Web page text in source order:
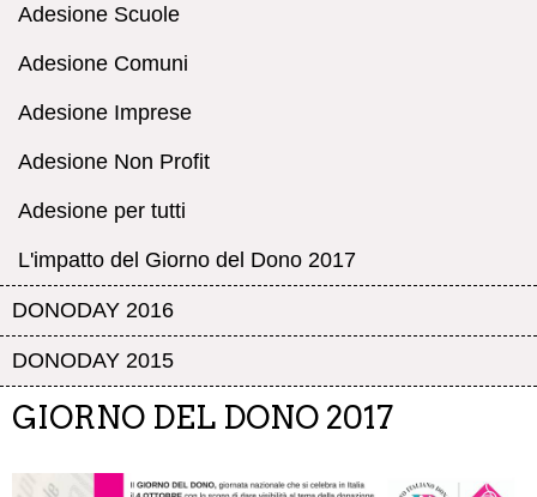
Adesione Scuole
Adesione Comuni
Adesione Imprese
Adesione Non Profit
Adesione per tutti
L'impatto del Giorno del Dono 2017
DONODAY 2016
DONODAY 2015
GIORNO DEL DONO 2017